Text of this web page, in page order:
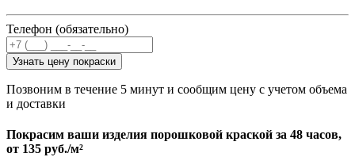
Телефон (обязательно)
Узнать цену покраски
Позвоним в течение 5 минут и сообщим цену с учетом объема
и доставки
Покрасим ваши изделия порошковой краской за 48 часов,
от 135 руб./м²